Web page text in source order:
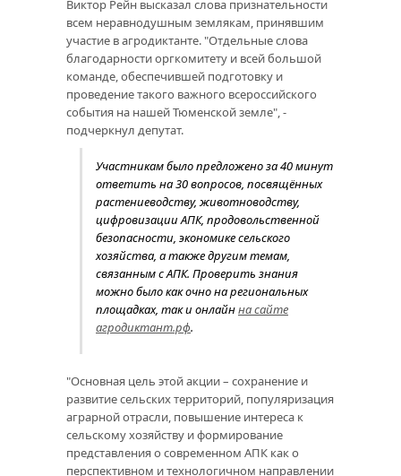
Виктор Рейн высказал слова признательности
всем неравнодушным землякам, принявшим
участие в агродиктанте. "Отдельные слова
благодарности оргкомитету и всей большой
команде, обеспечившей подготовку и
проведение такого важного всероссийского
события на нашей Тюменской земле", -
подчеркнул депутат.
Участникам было предложено за 40 минут
ответить на 30 вопросов, посвящённых
растениеводству, животноводству,
цифровизации АПК, продовольственной
безопасности, экономике сельского
хозяйства, а также другим темам,
связанным с АПК. Проверить знания
можно было как очно на региональных
площадках, так и онлайнна сайте
агродиктант.рф.
"Основная цель этой акции – сохранение и
развитие сельских территорий, популяризация
аграрной отрасли, повышение интереса к
сельскому хозяйству и формирование
представления о современном АПК как о
перспективном и технологичном направлении